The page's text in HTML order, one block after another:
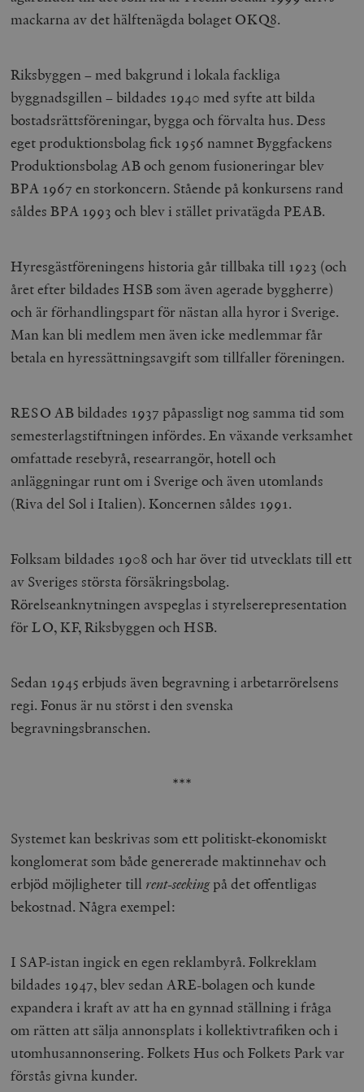
mackarna av det hälftenägda bolaget OKQ8.
Riksbyggen – med bakgrund i lokala fackliga
byggnadsgillen – bildades 1940 med syfte att bilda
bostadsrättsföreningar, bygga och förvalta hus. Dess
eget produktionsbolag fick 1956 namnet Byggfackens
Produktionsbolag AB och genom fusioneringar blev
BPA 1967 en storkoncern. Stående på konkursens rand
såldes BPA 1993 och blev i stället privatägda PEAB.
Hyresgästföreningens historia går tillbaka till 1923 (och
året efter bildades HSB som även agerade byggherre)
och är förhandlingspart för nästan alla hyror i Sverige.
Man kan bli medlem men även icke medlemmar får
betala en hyressättningsavgift som tillfaller föreningen.
RESO AB bildades 1937 påpassligt nog samma tid som
semesterlagstiftningen infördes. En växande verksamhet
omfattade resebyrå, researrangör, hotell och
anläggningar runt om i Sverige och även utomlands
(Riva del Sol i Italien). Koncernen såldes 1991.
Folksam bildades 1908 och har över tid utvecklats till ett
av Sveriges största försäkringsbolag.
Rörelseanknytningen avspeglas i styrelserepresentation
för LO, KF, Riksbyggen och HSB.
Sedan 1945 erbjuds även begravning i arbetarrörelsens
regi. Fonus är nu störst i den svenska
begravningsbranschen.
***
Systemet kan beskrivas som ett politiskt-ekonomiskt
konglomerat som både genererade maktinnehav och
erbjöd möjligheter till rent-seekingpå det offentligas
bekostnad. Några exempel:
I SAP-istan ingick en egen reklambyrå. Folkreklam
bildades 1947, blev sedan ARE-bolagen och kunde
expandera i kraft av att ha en gynnad ställning i fråga
om rätten att sälja annonsplats i kollektivtrafiken och i
utomhusannonsering. Folkets Hus och Folkets Park var
förstås givna kunder.